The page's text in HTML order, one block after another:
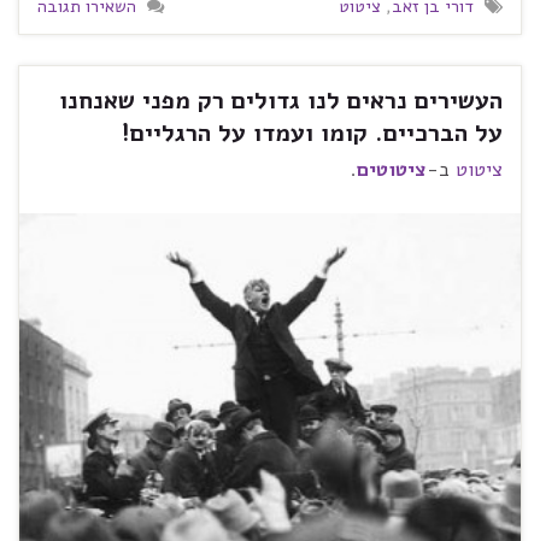
דורי בן זאב, ציטוט השאירו תגובה
העשירים נראים לנו גדולים רק מפני שאנחנו
על הברכיים. קומו ועמדו על הרגליים!
ציטוט ב-ציטוטים.